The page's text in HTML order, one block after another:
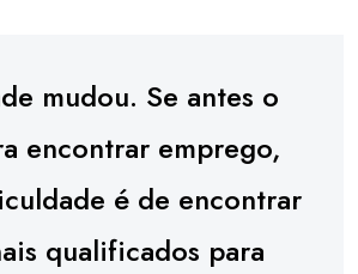
mudou. Se antes o
encontrar emprego,
é de encontrar
qualificados para